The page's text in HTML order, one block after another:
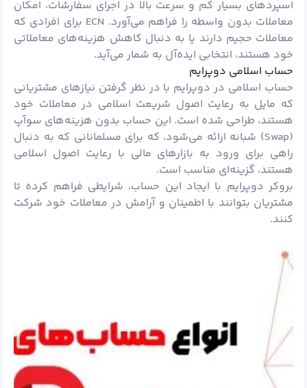
اسپردهای بسیار کم و سرعت بالا در اجرای سفارشات، امکان
معاملات بدون واسطه را فراهم می‌آورد. ECN برای افرادی که
معاملات حجیم دارند یا به دنبال کاهش هزینه‌های معاملاتی
خود هستند، انتخابی ایده‌آل به شمار می‌آید.
حساب اسلامی دوپرایم
حساب اسلامی در دوپرایم با در نظر گرفتن نیازهای مشتریانی
که مایل به رعایت اصول شریعت اسلامی در معاملات خود
هستند، طراحی شده است. این حساب بدون هزینه‌های سوآپ
(Swap) شبانه ارائه می‌شود، که برای مسلمانانی که به دنبال
راهی برای ورود به بازارهای مالی با رعایت اصول اسلامی
هستند، گزینه‌ای مناسب است.
بروکر دوپرایم با ایجاد این حساب، شرایطی فراهم کرده تا
مشتریان بتوانند با اطمینان و آرامش در معاملات خود شرکت
کنند.